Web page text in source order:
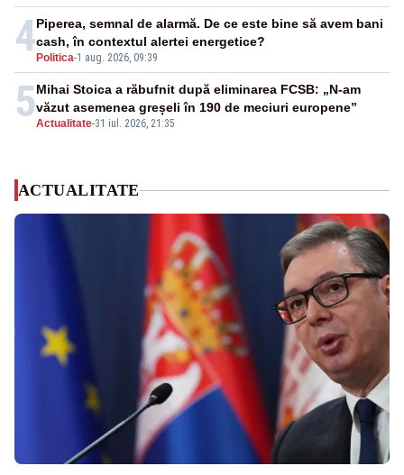
4 Politica-1 aug. 2026, 09:39
Piperea, semnal de alarmă. De ce este bine să avem bani
cash, în contextul alertei energetice?
5Actualitate-31 iul. 2026, 21:35
Mihai Stoica a răbufnit după eliminarea FCSB: „N-am
văzut asemenea greșeli în 190 de meciuri europene”
ACTUALITATE